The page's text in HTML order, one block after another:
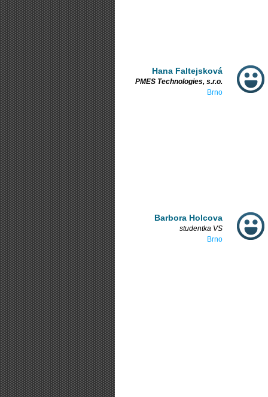
Hana Faltejsková
PMES Technologies, s.r.o.
Brno
Barbora Holcova
studentka VS
Brno